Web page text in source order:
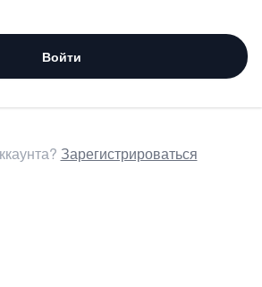
Войти
Зарегистрироваться